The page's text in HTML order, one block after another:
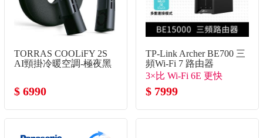
TORRAS COOLiFY 2S
AI頸掛冷暖空調-極夜黑
$ 6990
TP-Link Archer BE700 三
頻Wi-Fi 7 路由器
3×比 Wi-Fi 6E 更快
$ 7999